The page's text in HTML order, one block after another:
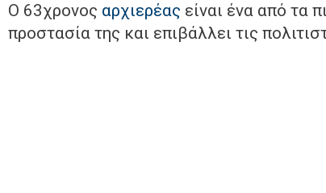
Ο 63χρονος αρχιερέας είναι ένα από τα
προστασία της και επιβάλλει τις